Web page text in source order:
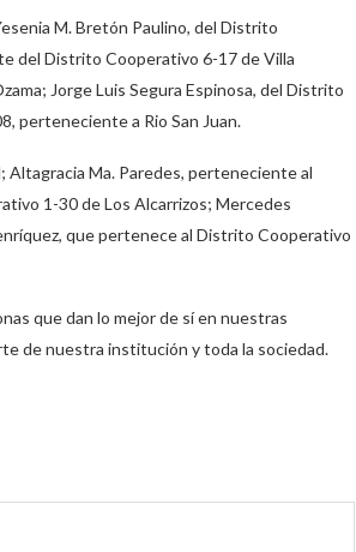
M. Bretón Paulino, del Distrito
del Distrito Cooperativo 6-17 de Villa
Jorge Luis Segura Espinosa, del Distrito
perteneciente a Rio San Juan.
Altagracia Ma. Paredes, perteneciente al
1-30 de Los Alcarrizos; Mercedes
que pertenece al Distrito Cooperativo
que dan lo mejor de sí en nuestras
de nuestra institución y toda la sociedad.